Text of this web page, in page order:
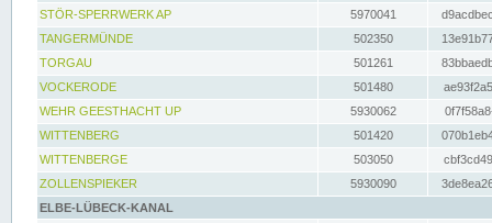
STÖR-SPERRWERK AP 5970041
TANGERMÜNDE
502350
TORGAU
501261
VOCKERODE
501480
WEHR GEESTHACHT UP
5930062
WITTENBERG
501420
WITTENBERGE
503050
ZOLLENSPIEKER
5930090
ELBE-LÜBECK-KANAL